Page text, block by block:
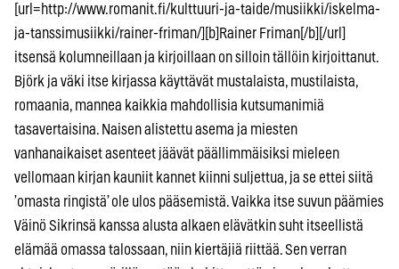
[url=http://www.romanit.fi/kulttuuri-ja-taide/musiikki/iskelma-
ja-tanssimusiikki/rainer-friman/][b]Rainer Friman[/b][/url]
itsensä kolumneillaan ja kirjoillaan on silloin tällöin kirjoittanut.
Björk ja väki itse kirjassa käyttävät mustalaista, mustilaista,
romaania, mannea kaikkia mahdollisia kutsumanimiä
tasavertaisina. Naisen alistettu asema ja miesten
vanhanaikaiset asenteet jäävät päällimmäisiksi mieleen
vellomaan kirjan kauniit kannet kiinni suljettua, ja se ettei siitä
’omasta ringistä’ ole ulos pääsemistä. Vaikka itse suvun päämies
Väinö Sikrinsä kanssa alusta alkaen elävätkin suht itseellistä
elämää omassa talossaan, niin kiertäjiä riittää. Sen verran